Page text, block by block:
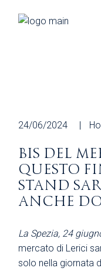
24/06/2024
BIS DEL
QUESTO
STAND
ANCHE
La Spezia, 24
mercato di Lerici
solo nella giornata